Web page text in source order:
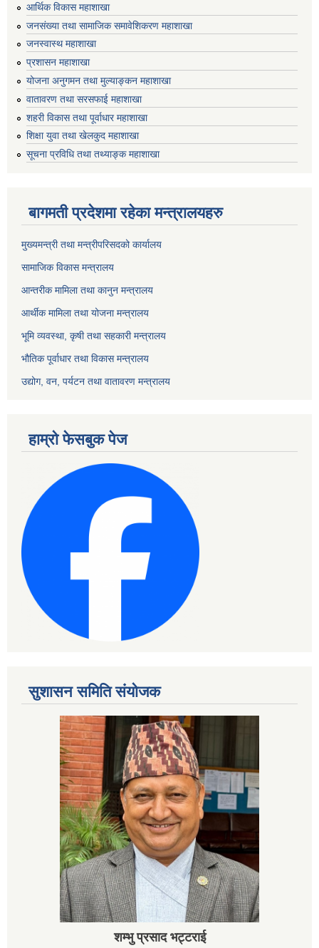
आर्थिक विकास महाशाखा
जनसंख्या तथा सामाजिक समावेशिकरण महाशाखा
जनस्वास्थ महाशाखा
प्रशासन महाशाखा
योजना अनुगमन तथा मुल्याङ्कन महाशाखा
वातावरण तथा सरसफाई महाशाखा
शहरी विकास तथा पूर्वाधार महाशाखा
शिक्षा युवा तथा खेलकुद महाशाखा
सूचना प्रविधि तथा तथ्याङ्क महाशाखा
बागमती प्रदेशमा रहेका मन्त्रालयहरु
मुख्यमन्त्री तथा मन्त्रीपरिसदको कार्यालय
सामाजिक विकास मन्त्रालय
आन्तरीक मामिला तथा कानुन मन्त्रालय
आर्थीक मामिला तथा योजना मन्त्रालय
भूमि व्यवस्था, कृषी तथा सहकारी मन्त्रालय
भौतिक पूर्वाधार तथा विकास मन्त्रालय
उद्योग, वन, पर्यटन तथा वातावरण मन्त्रालय
हाम्रो फेसबुक पेज
सुशासन समिति संयोजक
शम्भु प्रसाद भट्टराई